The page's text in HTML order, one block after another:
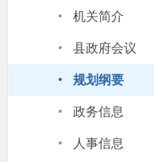
· 机关简介
· 县政府会议
· 规划纲要
· 政务信息
· 人事信息